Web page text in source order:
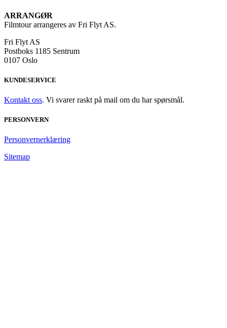
ARRANGØR
Filmtour arrangeres av Fri Flyt AS.
Fri Flyt AS
Postboks 1185 Sentrum
0107 Oslo
KUNDESERVICE
Kontakt oss. Vi svarer raskt på mail om du har spørsmål.
PERSONVERN
Personvernerklæring
Sitemap